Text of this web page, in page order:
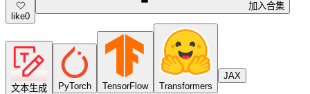
like0
加入合集
文本生成 PyTorch TensorFlow Transformers
JAX